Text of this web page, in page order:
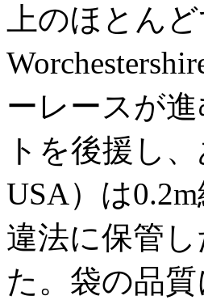
上のほとん
ーレースが
トを後援し
USA）は
違法に保管
た。袋の品